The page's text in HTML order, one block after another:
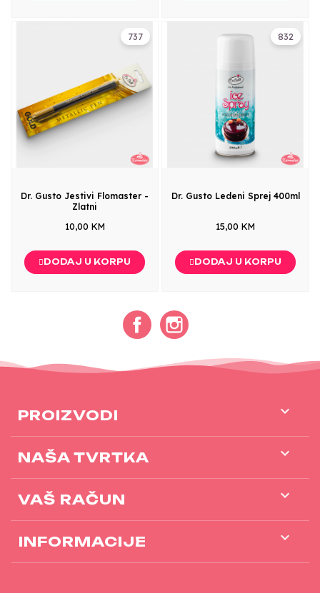
737
Dr. Gusto Jestivi Flomaster -
Zlatni
10,00 KM
DODAJ U KORPU
832
Dr. Gusto Ledeni Sprej 400ml
15,00 KM
DODAJ U KORPU
Facebook
PROIZVODI 
NAŠA TVRTKA 
VAŠ RAČUN 
INFORMACIJE keyboard_arrow_down